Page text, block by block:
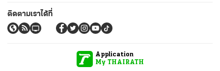
ติดตามเราได้ที่
Application
My THAIRATH